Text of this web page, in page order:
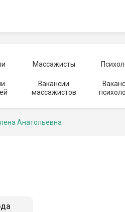
Массажисты
Вакансии
массажистов
Анатольевна